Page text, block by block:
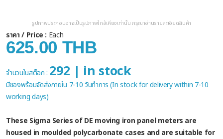
รูปภาพประกอบอาจเป็นรูปภาพใกล้เคียงเท่านั้น กรุณาอ่านรายละเอียดสินค้า
ราคา / Price : Each
625.00 THB
จำนวนในสต็อก : 292 | in stock
มีของพร้อมจัดส่งภายใน 7-10 วันทำการ (In stock for delivery within 7-10
working days)
These Sigma Series of DE moving iron panel meters are
housed in moulded polycarbonate cases and are suitable for